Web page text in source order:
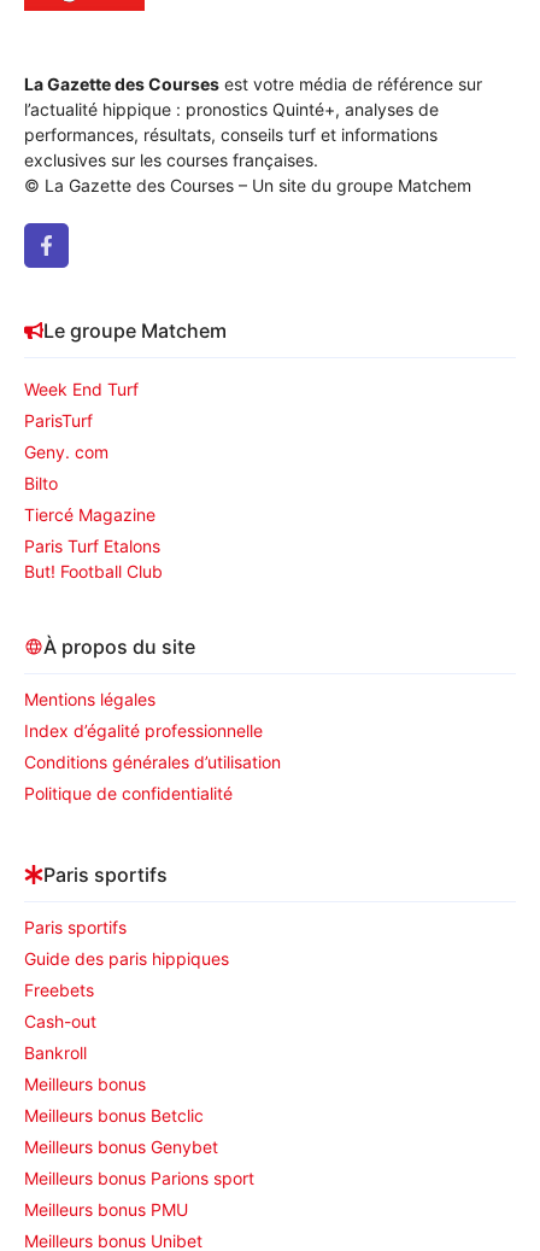
La Gazette des Courses est votre média de référence sur
l’actualité hippique : pronostics Quinté+, analyses de
performances, résultats, conseils turf et informations
exclusives sur les courses françaises.
© La Gazette des Courses – Un site du groupe Matchem
Le groupe Matchem
Week End Turf
ParisTurf
Geny. com
Bilto
Tiercé Magazine
Paris Turf Etalons
But! Football Club
À propos du site
Mentions légales
Index d’égalité professionnelle
Conditions générales d’utilisation
Politique de confidentialité
Paris sportifs
Paris sportifs
Guide des paris hippiques
Freebets
Cash-out
Bankroll
Meilleurs bonus
Meilleurs bonus Betclic
Meilleurs bonus Genybet
Meilleurs bonus Parions sport
Meilleurs bonus PMU
Meilleurs bonus Unibet